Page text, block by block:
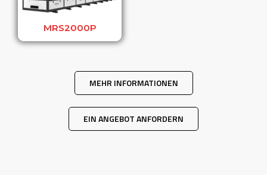
MRS2000P
MEHR INFORMATIONEN
EIN ANGEBOT ANFORDERN